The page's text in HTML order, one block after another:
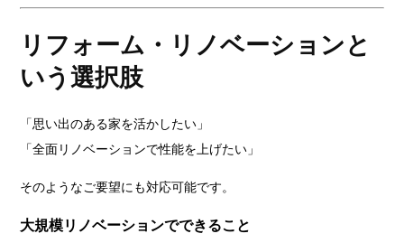
リフォーム・リノベーションと
いう選択肢
「思い出のある家を活かしたい」
「全面リノベーションで性能を上げたい」
そのようなご要望にも対応可能です。
大規模リノベーションでできること